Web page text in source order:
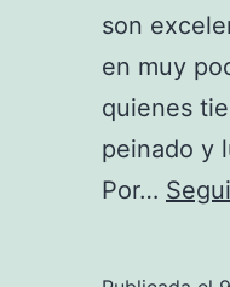
son
en muy
quienes
peinado y
Por…